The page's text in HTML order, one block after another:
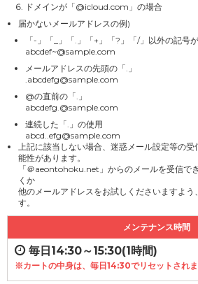
ドメインが「@icloud.com」の場合
届かないメールアドレスの例)
「-」「_」「.」「+」「?」「/」以外の記号
abcdef~@sample.com
メールアドレスの先頭の「.」
.abcdefg@sample.com
@の直前の「.」
abcdefg.@sample.com
連続した「.」の使用
abcd..efg@sample.com
上記に該当しない場合、迷惑メール設定等の
能性があります。
「＠aeontohoku.net」からのメールを受信で
くか
他のメールアドレスをお試しくださいますよう
す。
メンテナンス時間
毎日14:30～15:30(1時間)
※カートの中身は、毎日14:30でリセットされま